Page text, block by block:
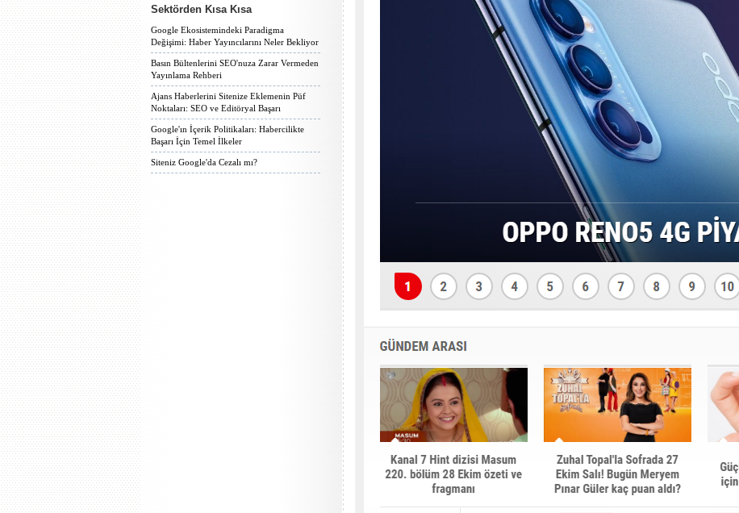
Sektörden Kısa Kısa
Google Ekosistemindeki Paradigma
Değişimi: Haber Yayıncılarını Neler Bekliyor
Basın Bültenlerini SEO'nuza Zarar Vermeden
Yayınlama Rehberi
Ajans Haberlerini Sitenize Eklemenin Püf
Noktaları: SEO ve Editöryal Başarı
Google'ın İçerik Politikaları: Habercilikte
Başarı İçin Temel İlkeler
Siteniz Google'da Cezalı mı?